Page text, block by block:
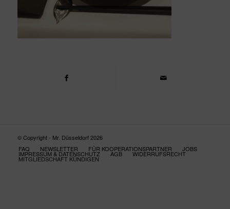
© Copyright - Mr. Düsseldorf 2026
FAQ
NEWSLETTER FÜR KOOPERATIONSPARTNER JOBS
IMPRESSUM & DATENSCHUTZ AGB WIDERRUFSRECHT
MITGLIEDSCHAFT KÜNDIGEN